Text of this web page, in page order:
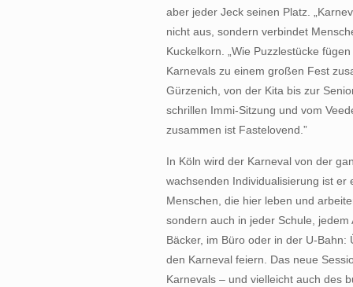
aber jeder Jeck seinen Platz.
nicht aus, sondern verbindet
Kuckelkorn. „Wie Puzzlestücke
Karnevals zu einem großen Fest
Gürzenich, von der Kita bis zur
schrillen Immi-Sitzung und vom
zusammen ist Fastelovend.”
In Köln wird der Karneval von der
wachsenden Individualisierung ist er
Menschen, die hier leben und
sondern auch in jeder Schule,
Bäcker, im Büro oder in der U-
den Karneval feiern. Das neue
Karnevals – und vielleicht auch des